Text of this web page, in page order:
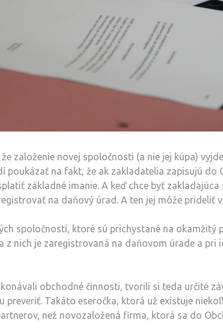
založenie novej spoločnosti (a nie jej kúpa)
poukázať na fakt, že ak zakladatelia zapisujú do
základné imanie. A keď chce byť
na daňový úrad. A ten jej môže prideliť
spoločností, ktoré sú prichystané na okamžitý
z nich je zaregistrovaná na daňovom úrade a pri
obchodné činnosti, tvorili si teda určité
Takáto eseročka, ktorá už existuje
než novozaložená firma, ktorá sa do